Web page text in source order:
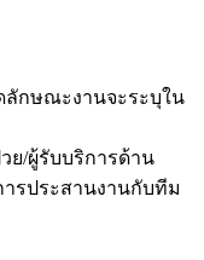
ลักษณะงานจะระบุใน
ย/ผู้รับบริการด้าน
รประสานงานกับทีม